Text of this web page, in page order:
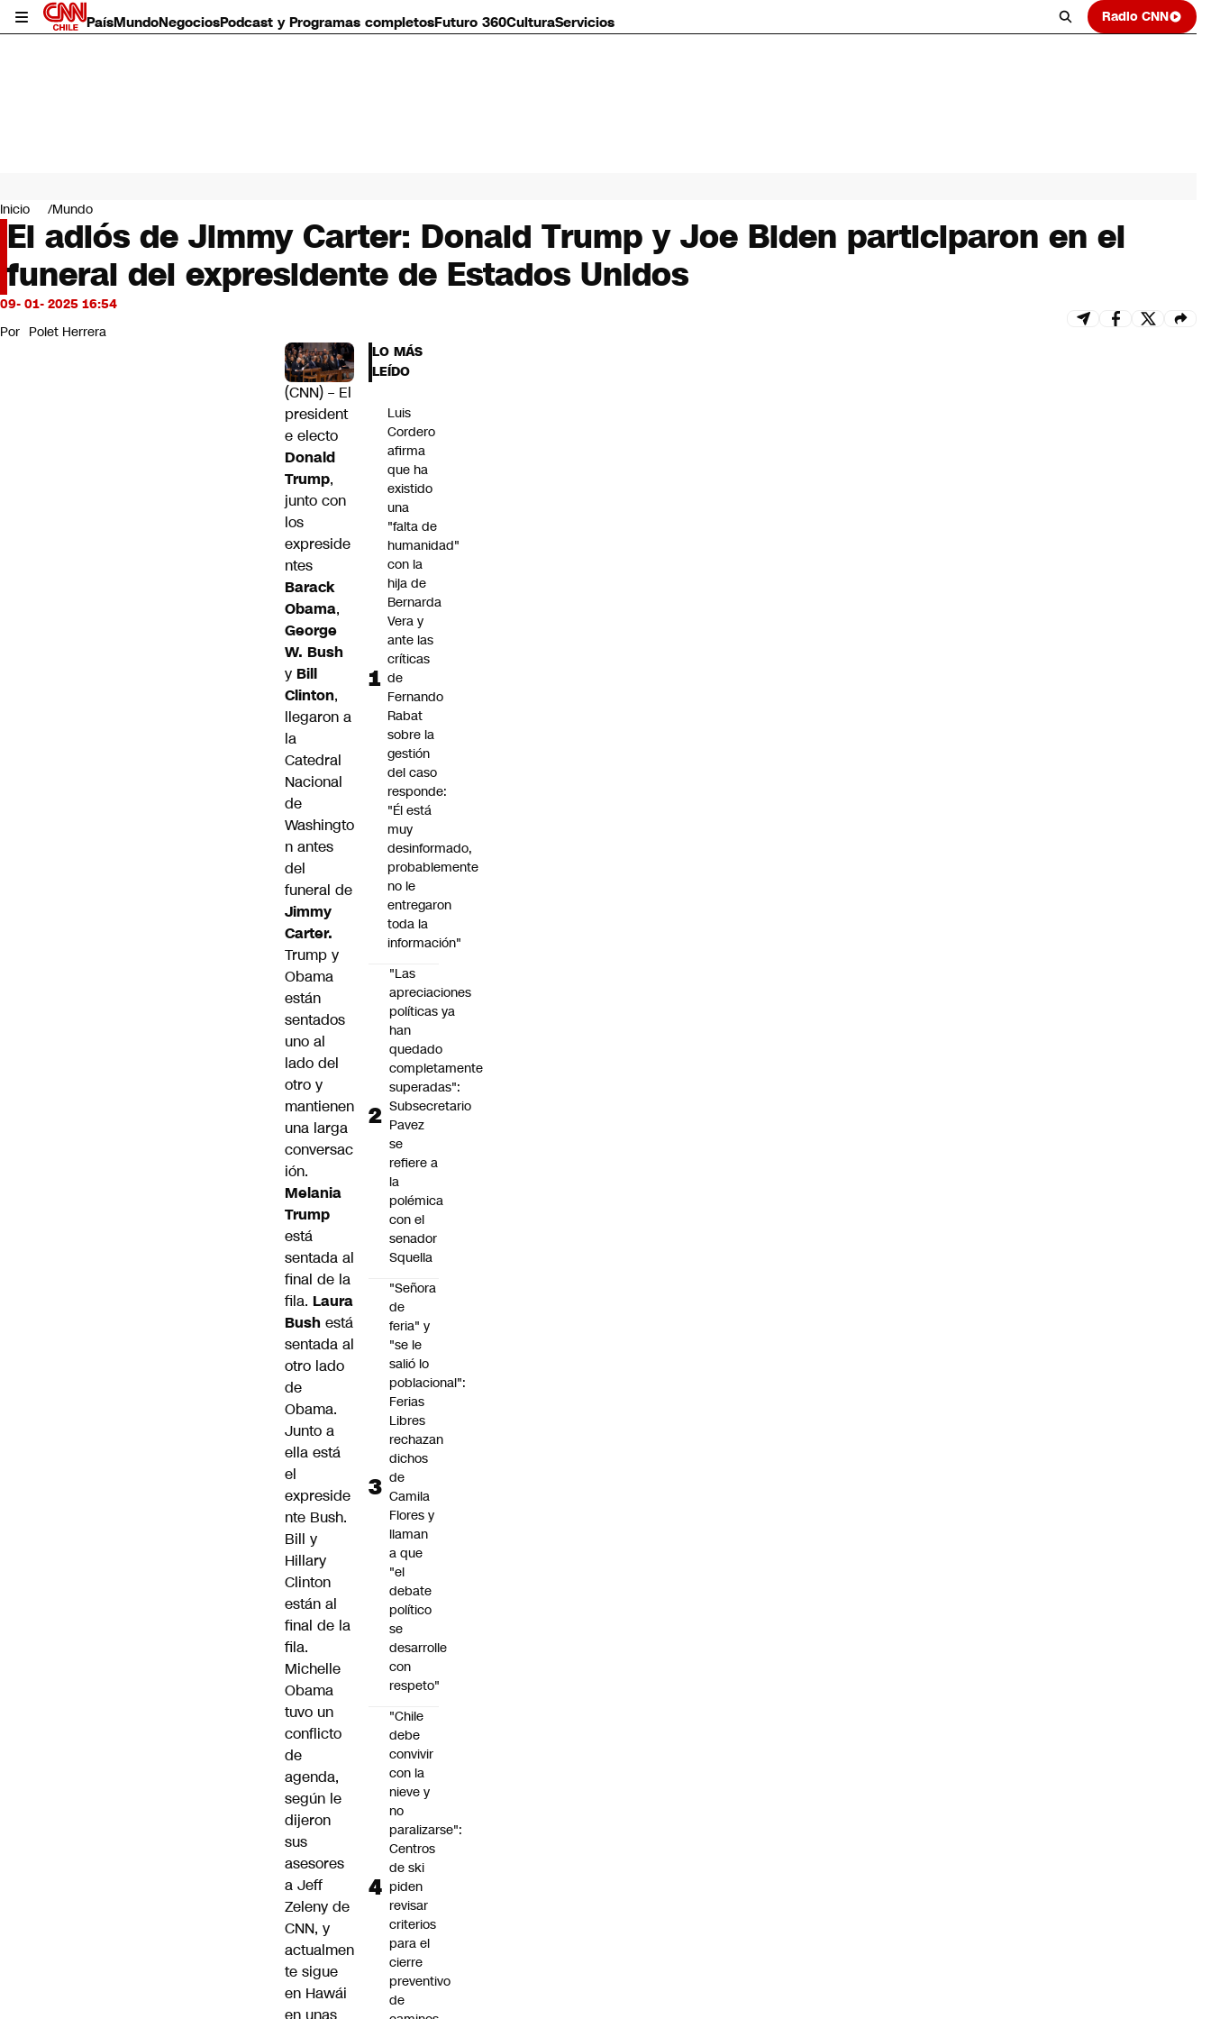
PaísMundoNegociosPodcast y Programas completosFuturo 360CulturaServicios Radio CNN
Mundo
Negocios
Deportes
Programas completos
Cultura
Servicios
Bits
CNN Data
Inicio Mundo
El adiós de Jimmy Carter: Donald Trump y Joe Biden participaron en el
funeral del expresidente de Estados Unidos
09- 01- 2025 16:54
Por Polet Herrera
(CNN) – El
president
e electo
Donald
Trump,
junto con
los
expreside
ntes
Barack
Obama,
George
W. Bush
y Bill
Clinton,
llegaron a
la
Catedral
Nacional
de
Washingto
n antes
del
funeral de
Jimmy
Carter.
Trump y
Obama
están
sentados
uno al
lado del
otro y
mantienen
una larga
conversac
ión.
Melania
Trump
está
sentada al
final de la
fila. Laura
Bush está
sentada al
otro lado
de
Obama.
Junto a
ella está
el
expreside
nte Bush.
Bill y
Hillary
Clinton
están al
final de la
fila.
Michelle
Obama
tuvo un
conflicto
de
agenda,
según le
dijeron
sus
asesores
a Jeff
Zeleny de
CNN, y
actualmen
te sigue
en Hawái
en unas
LO MÁS
LEÍDO
Luis
Cordero
afirma
que ha
existido
una
"falta de
humanidad"
con la
hija de
Bernarda
Vera y
ante las
críticas
de
Fernando
Rabat
sobre la
gestión
del caso
responde:
"Él está
muy
desinformado,
probablemente
no le
entregaron
toda la
información"
"Las
apreciaciones
políticas ya
han
quedado
completamente
superadas":
Subsecretario
Pavez
se
refiere a
la
polémica
con el
senador
Squella
"Señora
de
feria" y
"se le
salió lo
poblacional":
Ferias
Libres
rechazan
dichos
de
Camila
Flores y
llaman
a que
"el
debate
político
se
desarrolle
con
respeto"
"Chile
debe
convivir
con la
nieve y
no
paralizarse":
Centros
de ski
piden
revisar
criterios
para el
cierre
preventivo
de